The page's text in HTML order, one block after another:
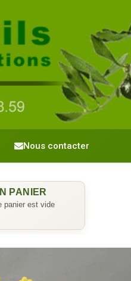
Nous contacter